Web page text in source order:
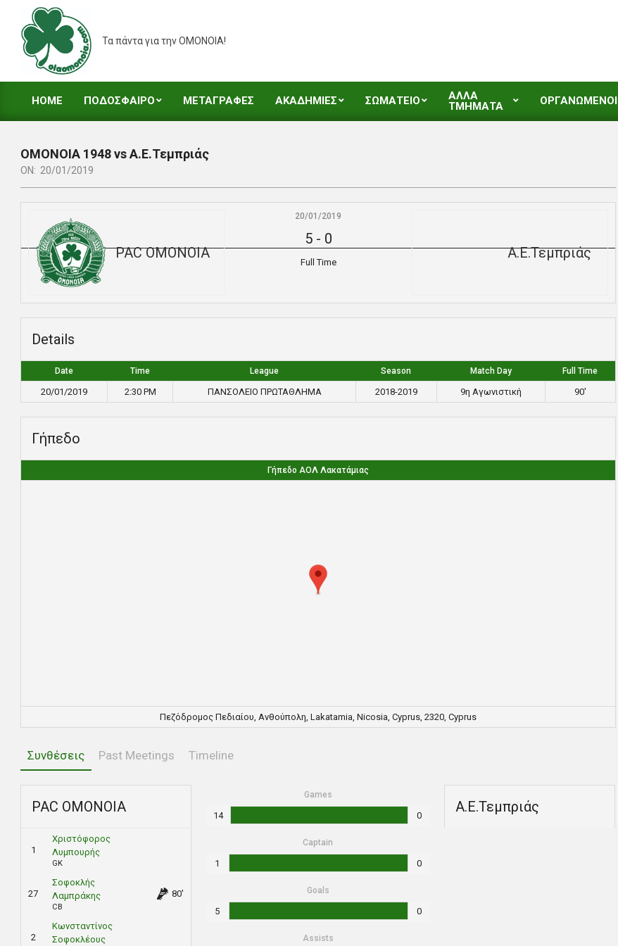
content
Τα πάντα για την ΟΜΟΝΟΙΑ!
HOME ΠΟΔΟΣΦΑΙΡΟ ΜΕΤΑΓΡΑΦΕΣ ΑΚΑΔΗΜΙΕΣ ΣΩΜΑΤΕΙΟ
ΑΛΛΑ
ΤΜΗΜΑΤΑ
ΟΡΓΑΝΩΜΕΝΟΙ
ΟΜΟΝΟΙΑ 1948 vs Α.Ε.Τεμπριάς
ON: 20/01/2019
PAC ΟΜΟΝΟΙΑ Α.Ε.Τεμπριάς
20/01/2019
5- 0
Full Time
Details
Date Time League Season Match Day Full Time
20/01/2019 2:30 PM ΠΑΝΣΟΛΕΙΟ ΠΡΩΤΑΘΛΗΜΑ 2018-2019 9η Αγωνιστική 90'
Γήπεδο
Γήπεδο ΑΟΛ Λακατάμιας
Πεζόδρομος Πεδιαίου, Ανθούπολη, Lakatamia, Nicosia, Cyprus, 2320, Cyprus
Συνθέσεις Past Meetings Timeline
PAC ΟΜΟΝΟΙΑ
1
Χριστόφορος
Λυμπουρής
GK
27
Σοφοκλής
Λαμπράκης
CB
80'
2
Κωνσταντίνος
Σοφοκλέους
Α.Ε.Τεμπριάς
Games
14 0
Captain
1 0
Goals
5 0
Assists